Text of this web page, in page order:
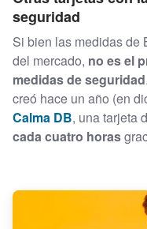
seguridad
Si bien las medidas de
del mercado, no es el
medidas de seguridad
creó hace un año (en
Calma DB, una tarjeta
cada cuatro horas